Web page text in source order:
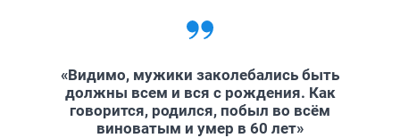
«Видимо, мужики заколебались быть
должны всем и вся с рождения. Как
говорится, родился, побыл во всём
виноватым и умер в 60 лет»